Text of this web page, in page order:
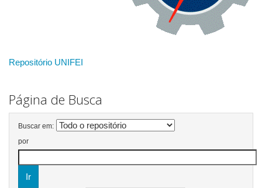
Repositório UNIFEI
Página de Busca
Buscar em:
por